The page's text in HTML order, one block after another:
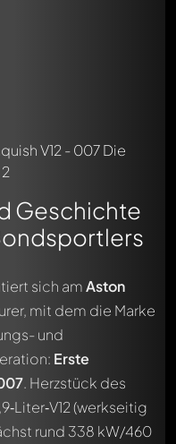
Geschichte
sich amAston
mit dem die Marke
und
Erste
. Herzstück des
(werkseitig
rund 338 kW/460